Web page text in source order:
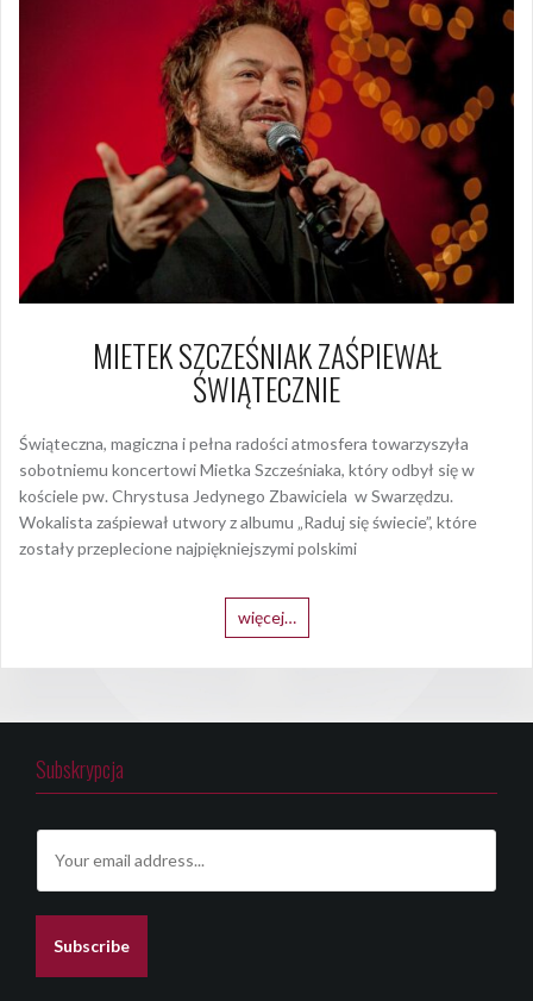
MIETEK SZCZEŚNIAK ZAŚPIEWAŁ
ŚWIĄTECZNIE
Świąteczna, magiczna i pełna radości atmosfera towarzyszyła
sobotniemu koncertowi Mietka Szcześniaka, który odbył się w
kościele pw. Chrystusa Jedynego Zbawiciela w Swarzędzu.
Wokalista zaśpiewał utwory z albumu „Raduj się świecie”, które
zostały przeplecione najpiękniejszymi polskimi
więcej…
Subskrypcja
a
i
Subscribe